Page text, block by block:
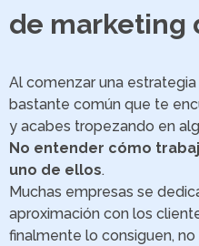
de marketing
Al comenzar una
bastante común que te
y acabes tropezando en
No entender cómo
uno de ellos.
Muchas empresas se
aproximación con los
finalmente lo consiguen,